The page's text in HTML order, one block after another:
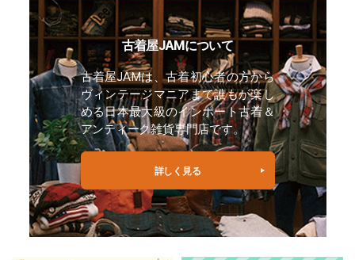
古着屋JAMについて
古着屋JAMは、古着初心者の方から
ヴィンテージマニアまで誰もが楽し
める日本最大級のインポート古着＆
アンティーク雑貨専門店です。
詳しく見る